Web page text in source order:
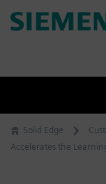
Skip
to
Solid Edge
Accelerates the